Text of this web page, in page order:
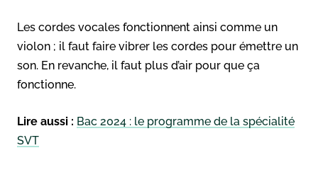
Les cordes vocales fonctionnent ainsi comme un
violon ; il faut faire vibrer les cordes pour émettre un
son. En revanche, il faut plus d’air pour que ça
fonctionne.
Lire aussi : Bac 2024 : le programme de la spécialité
SVT